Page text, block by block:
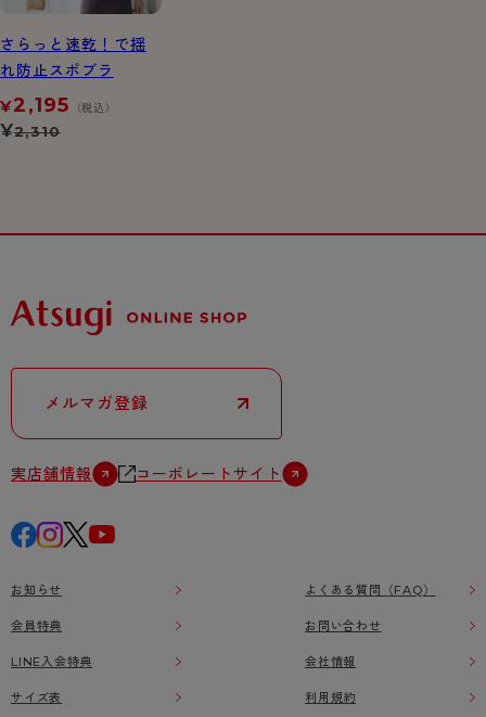
さらっと速乾！で揺
れ防止スポブラ
¥2,195 （税込）
¥2,310
メルマガ登録
実店舗情報 コーポレートサイト
お知らせ
会員特典
LINE入会特典
サイズ表
よくある質問（FAQ）
お問い合わせ
会社情報
利用規約